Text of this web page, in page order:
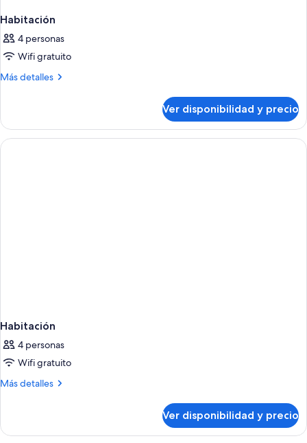
Habitación
4 personas
Wifi gratuito
Más detalles
Más
Ver disponibilidad y precio
Habitación
4 personas
Wifi gratuito
Más detalles
Más
Ver disponibilidad y precio